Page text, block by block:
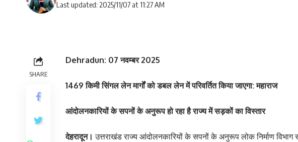
Last updated: 2025/11/07 at 11:27 AM
SHARE
Dehradun: 07 नवम्बर 2025
1469 किमी सिंगल लेन मार्गों को डबल लेन में परिवर्तित किया जाएगा: महाराज
आंदोलनकारियों के सपनों के अनुरूप हो रहा है राज्य में सड़कों का विस्तार
देहरादून। उत्तराखंड राज्य आंदोलनकारियों के सपनों के अनुरूप लोक निर्माण विभाग